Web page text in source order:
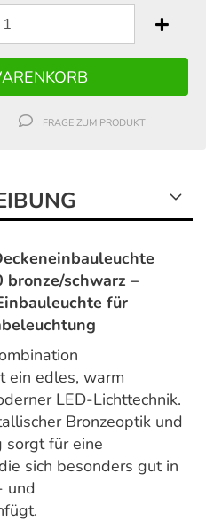
FRAGE ZUM PRODUKT
bronze/schwarz –
für
ein edles, warm
LED-Lichttechnik.
Bronzeoptik und
sorgt für eine
sich besonders gut in
und